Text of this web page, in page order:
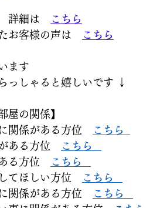
詳細は
こちら
お客様の声は
こちら
ます
っしゃると嬉しいです ↓
屋の関係】
関係がある方位
こちら
ある方位
こちら
る方位
こちら
てほしい方位
こちら
関係がある方位
こちら